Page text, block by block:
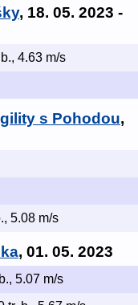
, 18. 05. 2023 -
4.63 m/s
s Pohodou,
5.08 m/s
, 01. 05. 2023
5.07 m/s